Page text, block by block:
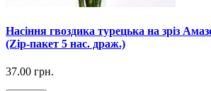
Насіння гвоздика турецька на зріз
(Zip-пакет 5 нас. драж.)
37.00 грн.